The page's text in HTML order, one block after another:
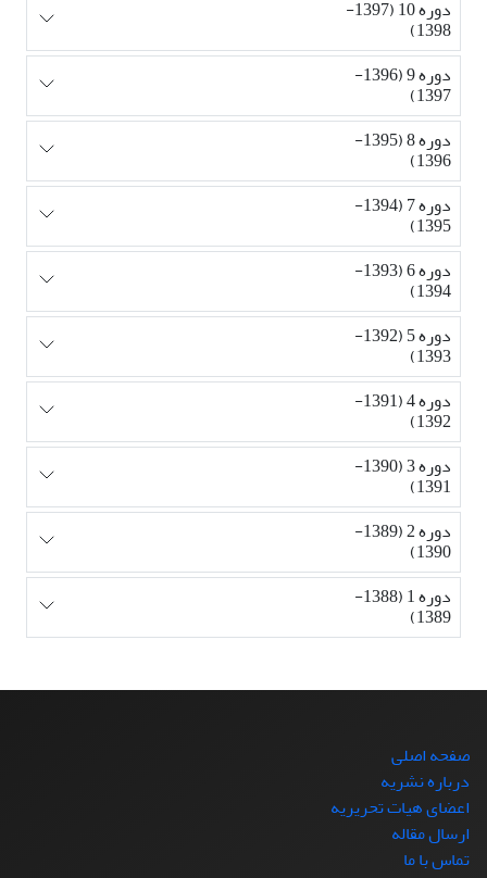
دوره 10 (1397-
1398)
دوره 9 (1396-
1397)
دوره 8 (1395-
1396)
دوره 7 (1394-
1395)
دوره 6 (1393-
1394)
دوره 5 (1392-
1393)
دوره 4 (1391-
1392)
دوره 3 (1390-
1391)
دوره 2 (1389-
1390)
دوره 1 (1388-
1389)
صفحه اصلی
درباره نشریه
اعضای هیات تحریریه
ارسال مقاله
تماس با ما